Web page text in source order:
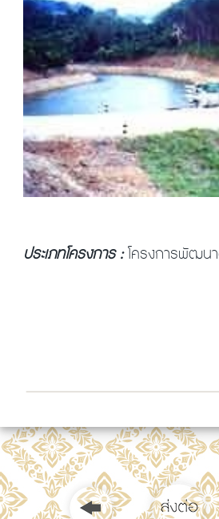
ประเภทโครงการ :โครงการพัฒนา